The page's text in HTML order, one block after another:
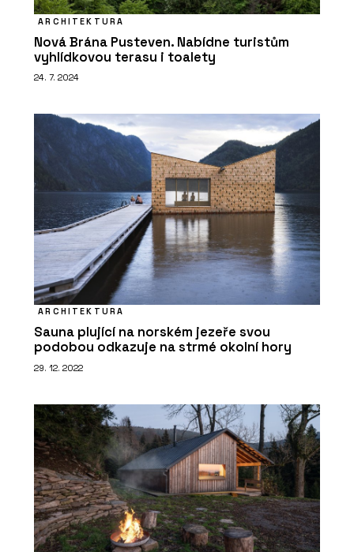
ARCHITEKTURA
Nová Brána Pusteven. Nabídne turistům
vyhlídkovou terasu i toalety
24. 7. 2024
ARCHITEKTURA
Sauna plující na norském jezeře svou
podobou odkazuje na strmé okolní hory
29. 12. 2022